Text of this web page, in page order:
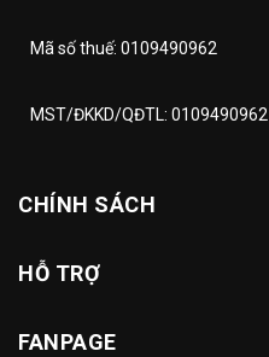
Mã số thuế: 0109490962
MST/ĐKKD/QĐTL: 0109490962
CHÍNH SÁCH
HỖ TRỢ
FANPAGE